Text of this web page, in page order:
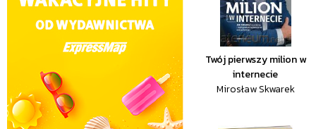
Twój pierwszy milion w
internecie
Mirosław Skwarek